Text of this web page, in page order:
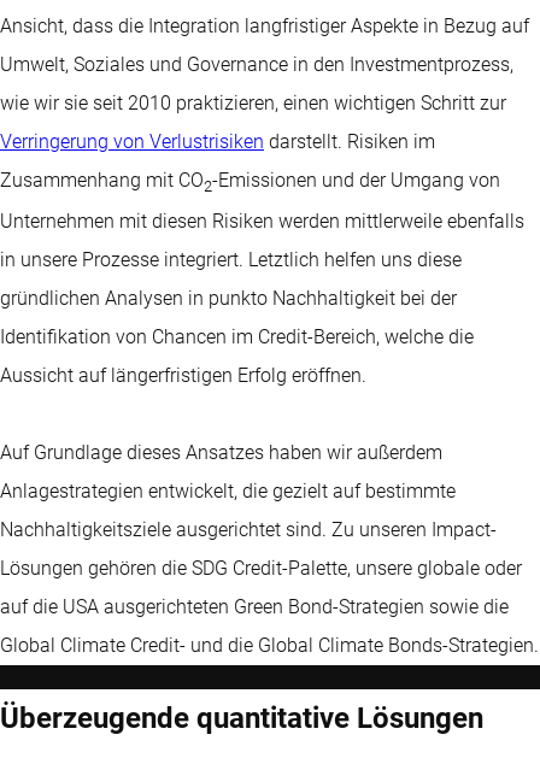
Ansicht, dass die Integration langfristiger Aspekte in Bezug auf
Umwelt, Soziales und Governance in den Investmentprozess,
wie wir sie seit 2010 praktizieren, einen wichtigen Schritt zur
Verringerung von Verlustrisiken darstellt. Risiken im
Zusammenhang mit CO2-Emissionen und der Umgang von
Unternehmen mit diesen Risiken werden mittlerweile ebenfalls
in unsere Prozesse integriert. Letztlich helfen uns diese
gründlichen Analysen in punkto Nachhaltigkeit bei der
Identifikation von Chancen im Credit-Bereich, welche die
Aussicht auf längerfristigen Erfolg eröffnen.
Auf Grundlage dieses Ansatzes haben wir außerdem
Anlagestrategien entwickelt, die gezielt auf bestimmte
Nachhaltigkeitsziele ausgerichtet sind. Zu unseren Impact-
Lösungen gehören die SDG Credit-Palette, unsere globale oder
auf die USA ausgerichteten Green Bond-Strategien sowie die
Global Climate Credit- und die Global Climate Bonds-Strategien.
Überzeugende quantitative Lösungen